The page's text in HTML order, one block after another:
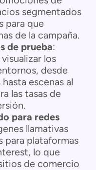
segmentados
para que
de la campaña.
de prueba:
los
desde
escenas al
las tasas de
para redes
llamativas
para plataformas
lo que
de comercio